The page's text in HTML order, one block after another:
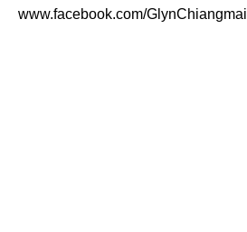
www.facebook.com/GlynChiangmai